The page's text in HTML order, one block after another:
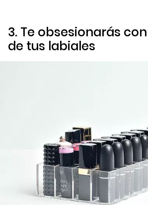
3. Te obsesionarás
de tus labiales